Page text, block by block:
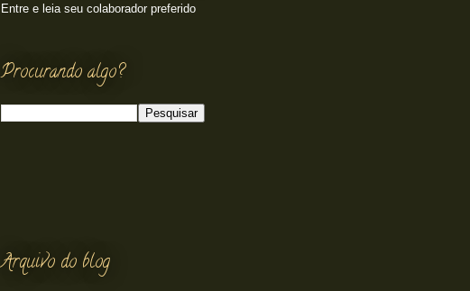
Entre e leia seu colaborador preferido
Procurando algo?
Arquivo do blog